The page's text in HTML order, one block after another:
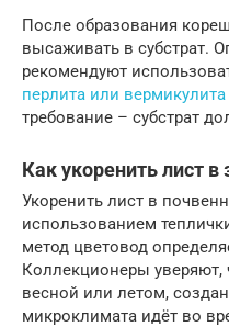
После образования
высаживать в субстрат.
рекомендуют
перлита или
требование – субстрат
Как укоренить лист в
Укоренить лист в
использованием
метод цветовод
Коллекционеры уверяют,
весной или летом,
микроклимата идёт во